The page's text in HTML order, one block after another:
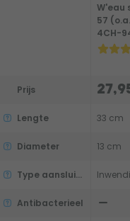
Prijs
Lengte
Diameter
Type aansluiting
Antibacterieel
W'eau
57
4CH-
33 cm
13 cm